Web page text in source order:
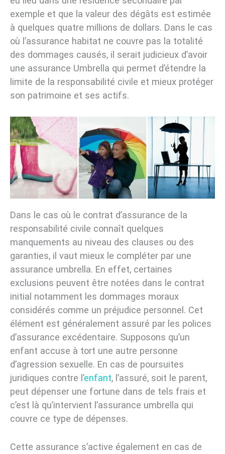
exemple et que la valeur des dégâts est estimée
à quelques quatre millions de dollars. Dans le cas
où l’assurance habitat ne couvre pas la totalité
des dommages causés, il serait judicieux d’avoir
une assurance Umbrella qui permet d’étendre la
limite de la responsabilité civile et mieux protéger
son patrimoine et ses actifs.
Dans le cas où le contrat d’assurance de la
responsabilité civile connaît quelques
manquements au niveau des clauses ou des
garanties, il vaut mieux le compléter par une
assurance umbrella. En effet, certaines
exclusions peuvent être notées dans le contrat
initial notamment les dommages moraux
considérés comme un préjudice personnel. Cet
élément est généralement assuré par les polices
d’assurance excédentaire. Supposons qu’un
enfant accuse à tort une autre personne
d’agression sexuelle. En cas de poursuites
juridiques contre l’enfant, l’assuré, soit le parent,
peut dépenser une fortune dans de tels frais et
c’est là qu’intervient l’assurance umbrella qui
couvre ce type de dépenses.
Cette assurance s’active également en cas de